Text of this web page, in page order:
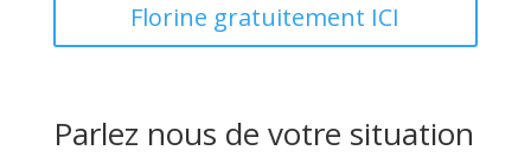
Florine gratuitement ICI
Parlez nous de votre situation